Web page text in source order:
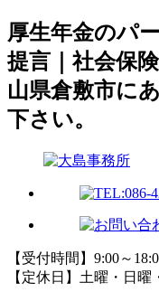
厚生年金のパ
提言｜社会保
山県倉敷市に
下さい。
【受付時間】9:00～
【定休日】土曜・日曜